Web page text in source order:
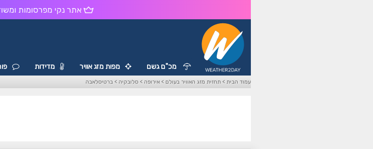
אתר נקי מפרסומות
מכ"ם גשם מפות מזג אוויר מדידות
עמוד הבית >תחזית מזג האוויר בעולם >אירופה >סלובקיה >ברטיסלאבה